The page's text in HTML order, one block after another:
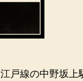
戸線の中野坂上